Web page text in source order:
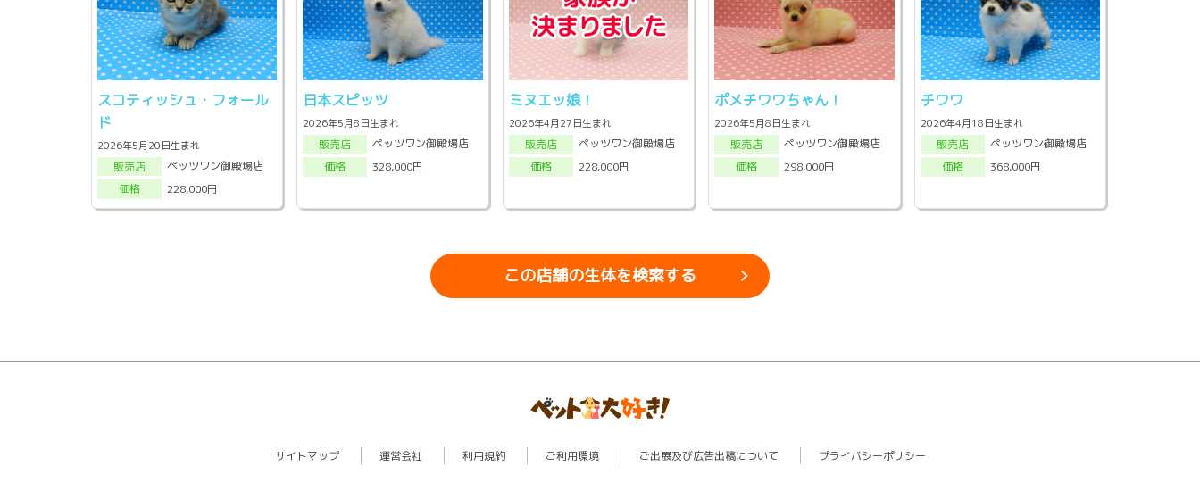
スコティッシュ・フォール
ド
2026年5月20日生まれ
販売店
ペッツワン御殿場店
価格
228,000円
日本スピッツ
2026年5月8日生まれ
販売店
ペッツワン御殿場店
価格
328,000円
ミヌエッ娘！
2026年4月27日生まれ
販売店
ペッツワン御殿場店
価格
228,000円
ポメチワワちゃん！
2026年5月8日生まれ
販売店
ペッツワン御殿場店
価格
298,000円
チワワ
2026年4月18日生まれ
販売店
ペッツワン御殿場店
価格
368,000円
この店舗の生体を検索する
サイトマップ 運営会社 利用規約 ご利用環境 ご出展及び広告出稿について プライバシーポリシー